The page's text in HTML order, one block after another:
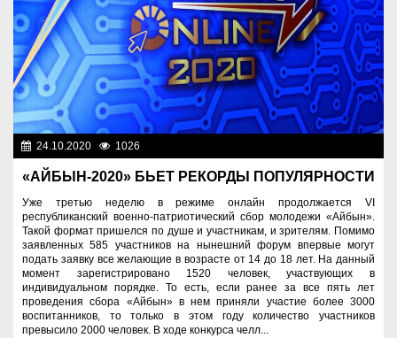
24.10.2020 1026
«АЙБЫН-2020» БЬЕТ РЕКОРДЫ ПОПУЛЯРНОСТИ
Уже третью неделю в режиме онлайн продолжается VI
республиканский военно-патриотический сбор молодежи «Айбын».
Такой формат пришелся по душе и участникам, и зрителям. Помимо
заявленных 585 участников на нынешний форум впервые могут
подать заявку все желающие в возрасте от 14 до 18 лет. На данный
момент зарегистрировано 1520 человек, участвующих в
индивидуальном порядке. То есть, если ранее за все пять лет
проведения сбора «Айбын» в нем приняли участие более 3000
воспитанников, то только в этом году количество участников
превысило 2000 человек. В ходе конкурса челл...